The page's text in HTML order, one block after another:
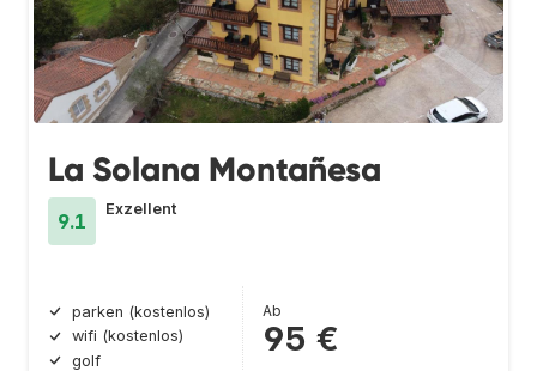
La Solana Montañesa
9.1
Exzellent
parken (kostenlos)
wifi (kostenlos)
golf
Ab
95 €